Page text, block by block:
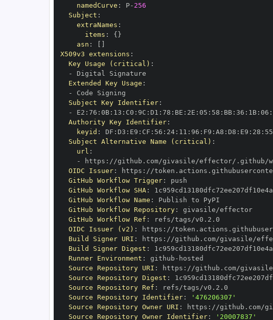
namedCurve : P- 256
Subject :
extraNames :
items : { }
asn :
X509v3 extensions :
Key Usage (critical) :
-
Extended Key Usage :
-
Subject Key Identifier:
-
E2 : 76 : 0B: 13 : C0 : 9C : D1 : 78 : BE : 2E : 05 : 58 : BB: 36 : 1B: 06 :
Authority Key Identifier:
keyid : DF : D3 : E9 : CF : 56 : 24: 11 : 96 : F9 : A8 : D8 : E9 : 28 : 55
Subject Alternative Name (critical) :
url :
-
https :
OIDC Issuer: https :
GitHub Workflow Trigger:
GitHub Workflow SHA:
GitHub Workflow Name :
GitHub Workflow Repository:
givasile/effector
GitHub Workflow Ref :
OIDC Issuer (v2) : https :
Build Signer URI : https :
Build Signer Digest :
Runner Environment : github -
Source Repository URI : https :
Source Repository Digest :
Source Repository Ref :
Source Repository Identifier:
'476206307'
Source Repository Owner URI : https :
Source Repository Owner Identifier: '20007837'